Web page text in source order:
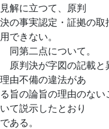
見解に立つて、原判
決の事実認定・証拠の
用できない。
同第二点について。
原判決が字図の記載と
理由不備の違法があ
る旨の論旨の理由のな
いて説示したとおり
である。